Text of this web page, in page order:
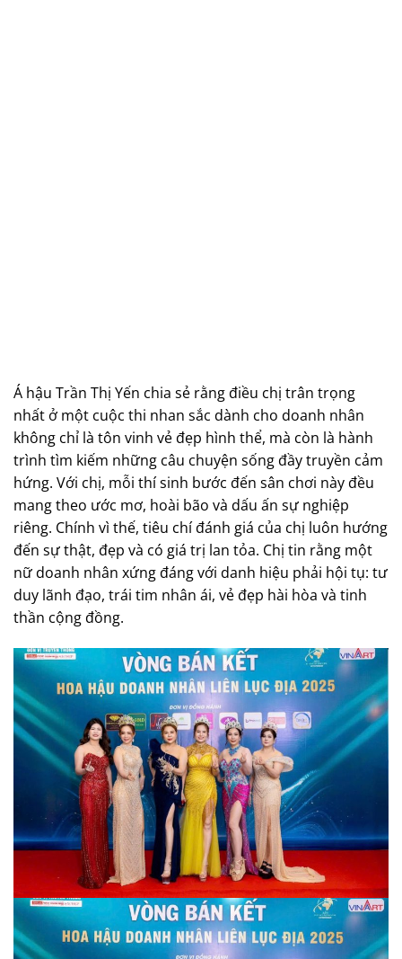
Á hậu Trần Thị Yến chia sẻ rằng điều chị trân trọng
nhất ở một cuộc thi nhan sắc dành cho doanh nhân
không chỉ là tôn vinh vẻ đẹp hình thể, mà còn là hành
trình tìm kiếm những câu chuyện sống đầy truyền cảm
hứng. Với chị, mỗi thí sinh bước đến sân chơi này đều
mang theo ước mơ, hoài bão và dấu ấn sự nghiệp
riêng. Chính vì thế, tiêu chí đánh giá của chị luôn hướng
đến sự thật, đẹp và có giá trị lan tỏa. Chị tin rằng một
nữ doanh nhân xứng đáng với danh hiệu phải hội tụ: tư
duy lãnh đạo, trái tim nhân ái, vẻ đẹp hài hòa và tinh
thần cộng đồng.